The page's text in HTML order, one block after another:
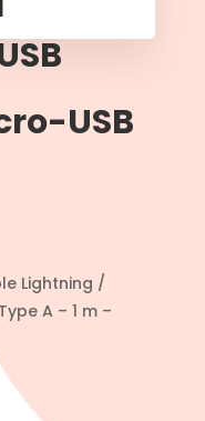
USB
Lightning /
A – 1 m –